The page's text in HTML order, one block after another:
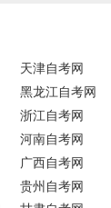
天津自考网
黑龙江自考网
浙江自考网
河南自考网
广西自考网
贵州自考网